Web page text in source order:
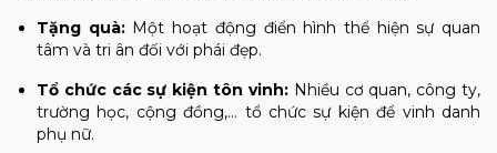
Tặng quà:Một hoạt động điển hình thể hiện sự quan
tâm và tri ân đối với phái đẹp.
Tổ chức các sự kiện tôn vinh:Nhiều cơ quan, công ty,
trường học, cộng đồng,... tổ chức sự kiện để vinh danh
phụ nữ.